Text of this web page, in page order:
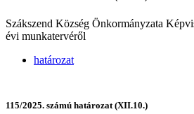
Szákszend Község Önkormányzata
évi munkatervéről
határozat
115/2025. számú határozat (XII.10.)